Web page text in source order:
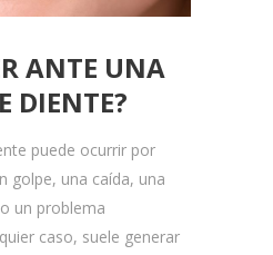
ANTE UNA
DIENTE?
puede ocurrir por
golpe, una caída, una
un problema
caso, suele generar